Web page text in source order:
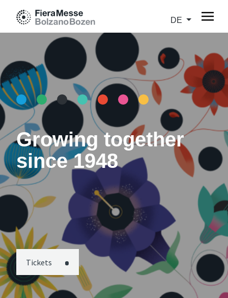
DE
Growing together
since 1948
Tickets